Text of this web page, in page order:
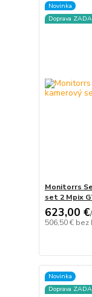
Novinka
Doprava
Monitorrs
set 2 Mpix
623,00 €/
506,50 € bez
Novinka
Doprava